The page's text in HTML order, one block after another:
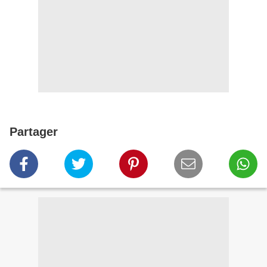
Partager